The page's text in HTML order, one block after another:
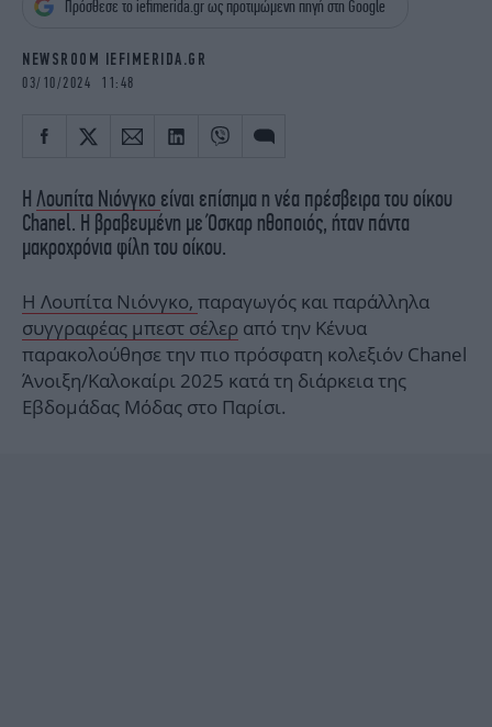
iBOOKS
ΖΩΔΙΑ
MEDIA
NEWSLETTER
Πρόσθεσε το iefimerida.gr ως προτιμώμενη πηγή στη Google
NEWSROOM IEFIMERIDA.GR
03/10/2024 11:48
Η Λουπίτα Νιόνγκο είναι επίσημα η νέα πρέσβειρα του οίκου
Chanel. Η βραβευμένη με Όσκαρ ηθοποιός, ήταν πάντα
μακροχρόνια φίλη του οίκου.
Η Λουπίτα Νιόνγκο, παραγωγός και παράλληλα
συγγραφέας μπεστ σέλερ από την Κένυα
παρακολούθησε την πιο πρόσφατη κολεξιόν Chanel
Άνοιξη/Καλοκαίρι 2025 κατά τη διάρκεια της
Εβδομάδας Μόδας στο Παρίσι.